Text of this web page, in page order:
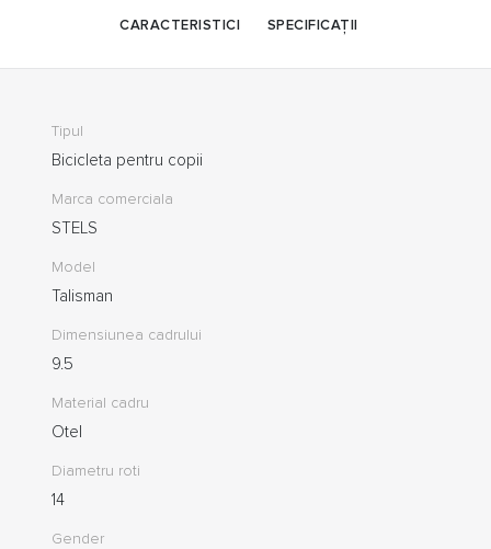
CARACTERISTICI SPECIFICAȚII
Tipul
Bicicleta pentru copii
Marca comerciala
STELS
Model
Talisman
Dimensiunea cadrului
9.5
Material cadru
Otel
Diametru roti
14
Gender